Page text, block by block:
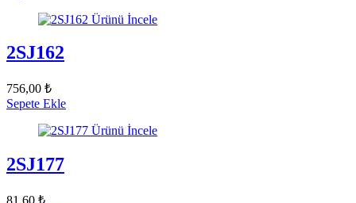
Ürünü İncele
2SJ162
756,00 ₺
Sepete Ekle
Ürünü İncele
2SJ177